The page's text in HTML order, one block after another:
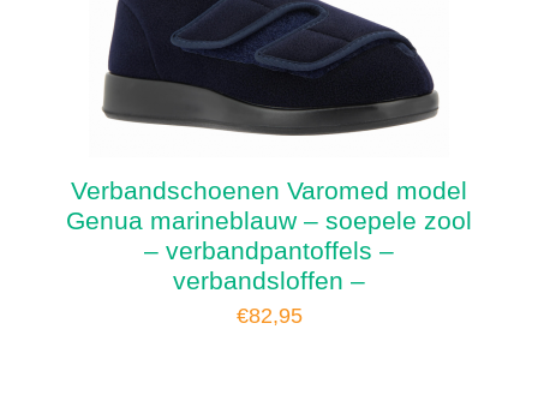
Verbandschoenen Varomed model
Genua marineblauw – soepele zool
– verbandpantoffels –
verbandsloffen –
€82,95